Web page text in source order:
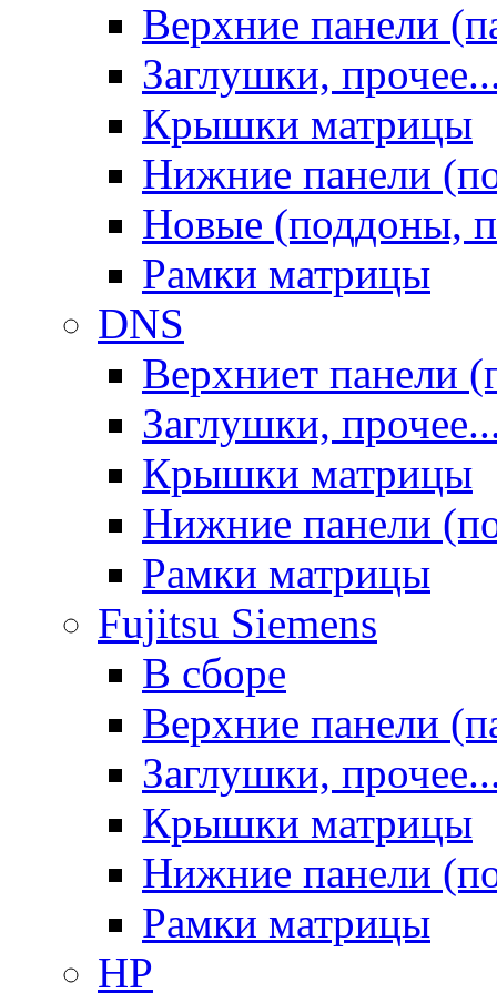
Верхние панели
Заглушки,
Крышки матрицы
Нижние панели
Новые (поддоны,
Рамки матрицы
DNS
Верхниет панели
Заглушки,
Крышки матрицы
Нижние панели
Рамки матрицы
Fujitsu Siemens
В сборе
Верхние панели
Заглушки,
Крышки матрицы
Нижние панели
Рамки матрицы
HP